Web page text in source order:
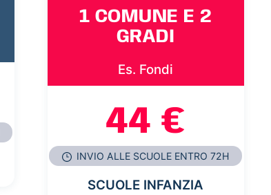
1 COMUNE E 2
GRADI
Es. Fondi
44 €
INVIO ALLE SCUOLE ENTRO 72H
SCUOLE INFANZIA